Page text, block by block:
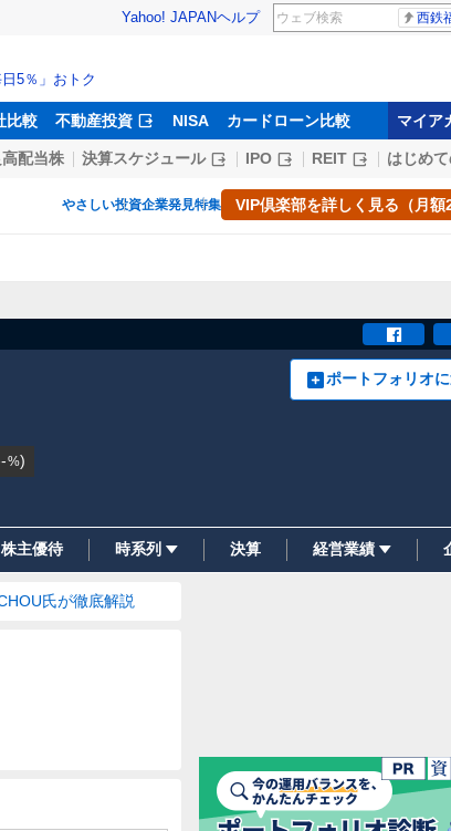
Yahoo! JAPANヘルプ 西鉄
5％」おトク
比較 不動産投資 NISA カードローン比較 マイア
配当株 決算スケジュール IPO REIT はじめ
やさしい投資企業発見特集 VIP倶楽部を詳しく見る（月額
ポートフォリオ
%)
株主優待 時系列 決算 経営業績
氏が徹底解説